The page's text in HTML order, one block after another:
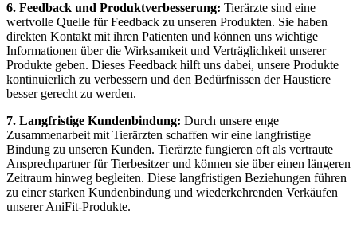
6. Feedback und Produktverbesserung: Tierärzte ⁤sind eine
wertvolle Quelle für Feedback zu⁤ unseren ‍Produkten. Sie haben
direkten Kontakt mit⁢ ihren Patienten und können ⁤uns wichtige
Informationen über die Wirksamkeit und Verträglichkeit‌ unserer
Produkte geben. Dieses ⁣Feedback hilft ‍uns dabei,⁤ unsere Produkte
kontinuierlich‌ zu ‍verbessern und den Bedürfnissen ⁤der Haustiere
besser gerecht zu werden.
7. Langfristige Kundenbindung: Durch unsere enge
Zusammenarbeit mit Tierärzten schaffen wir eine langfristige
Bindung zu unseren Kunden. Tierärzte fungieren oft als vertraute
Ansprechpartner für Tierbesitzer und⁤ können sie über einen längeren
Zeitraum hinweg begleiten. Diese ‌langfristigen Beziehungen führen
zu einer ‍starken Kundenbindung und wiederkehrenden Verkäufen
unserer AniFit-Produkte.